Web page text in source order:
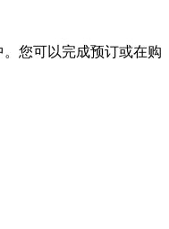
您可以完成预订或在购